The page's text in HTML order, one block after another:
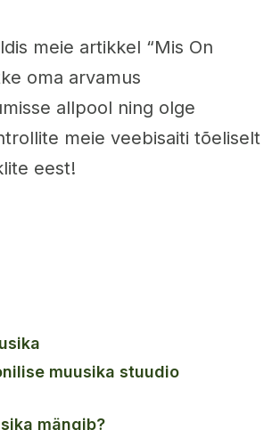
meie artikkel “Mis On
oma arvamus
allpool ning olge
meie veebisaiti tõeliselt
eest!
mängib?